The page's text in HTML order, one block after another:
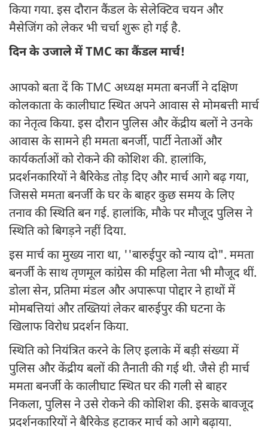
किया गया. इस दौरान कैंडल के सेलेक्टिव चयन और
मैसेजिंग को लेकर भी चर्चा शुरू हो गई है.
दिन के उजाले में TMC का कैंडल मार्च!
आपको बता दें कि TMC अध्यक्ष ममता बनर्जी ने दक्षिण
कोलकाता के कालीघाट स्थित अपने आवास से मोमबत्ती मार्च
का नेतृत्व किया. इस दौरान पुलिस और केंद्रीय बलों ने उनके
आवास के सामने ही ममता बनर्जी, पार्टी नेताओं और
कार्यकर्ताओं को रोकने की कोशिश की. हालांकि,
प्रदर्शनकारियों ने बैरिकेड तोड़ दिए और मार्च आगे बढ़ गया,
जिससे ममता बनर्जी के घर के बाहर कुछ समय के लिए
तनाव की स्थिति बन गई. हालांकि, मौके पर मौजूद पुलिस ने
स्थिति को बिगड़ने नहीं दिया.
इस मार्च का मुख्य नारा था, ''बारुईपुर को न्याय दो". ममता
बनर्जी के साथ तृणमूल कांग्रेस की महिला नेता भी मौजूद थीं.
डोला सेन, प्रतिमा मंडल और अपारूपा पोद्दार ने हाथों में
मोमबत्तियां और तख्तियां लेकर बारुईपुर की घटना के
खिलाफ विरोध प्रदर्शन किया.
स्थिति को नियंत्रित करने के लिए इलाके में बड़ी संख्या में
पुलिस और केंद्रीय बलों की तैनाती की गई थी. जैसे ही मार्च
ममता बनर्जी के कालीघाट स्थित घर की गली से बाहर
निकला, पुलिस ने उसे रोकने की कोशिश की. इसके बावजूद
प्रदर्शनकारियों ने बैरिकेड हटाकर मार्च को आगे बढ़ाया.